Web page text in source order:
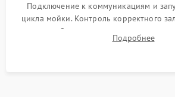
Подключение к коммуникациям и
цикла мойки. Контроль корректного
до нужной температуры, отсутствия
штатного слива и абсолютной
Подробнее